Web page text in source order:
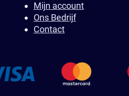
Mijn account
Ons Bedrijf
Contact